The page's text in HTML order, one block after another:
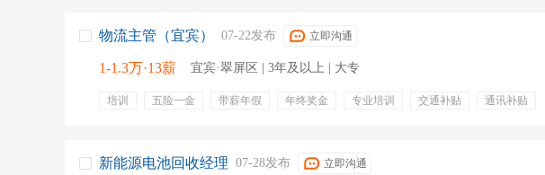
物流主管（宜宾） 07-22发布 立即沟通
1-1.3万·13薪 宜宾·翠屏区 | 3年及以上 | 大专
培训 五险一金 带薪年假 年终奖金 专业培训 交通补贴
通讯补贴
新能源电池回收经理 07-28发布 立即沟通